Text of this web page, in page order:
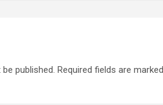
published. Required fields are marked